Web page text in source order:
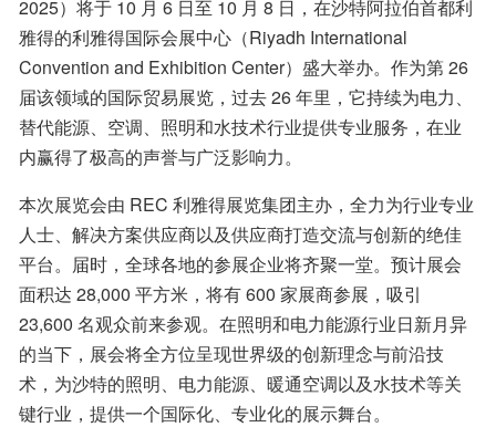
2025）将于 10 月 6 日至 10 月 8 日，在沙特阿拉伯首都利
雅得的利雅得国际会展中心（Riyadh International
Convention and Exhibition Center）盛大举办。作为第 26
届该领域的国际贸易展览，过去 26 年里，它持续为电力、
替代能源、空调、照明和水技术行业提供专业服务，在业
内赢得了极高的声誉与广泛影响力。​
本次展览会由 REC 利雅得展览集团主办，全力为行业专业
人士、解决方案供应商以及供应商打造交流与创新的绝佳
平台。届时，全球各地的参展企业将齐聚一堂。预计展会
面积达 28,000 平方米，将有 600 家展商参展，吸引
23,600 名观众前来参观。在照明和电力能源行业日新月异
的当下，展会将全方位呈现世界级的创新理念与前沿技
术，为沙特的照明、电力能源、暖通空调以及水技术等关
键行业，提供一个国际化、专业化的展示舞台。​